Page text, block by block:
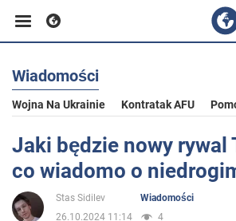
Biznes
Sport
Rozrywka
Wiadomości
Wojna Na Ukrainie Kontratak AFU
Jaki będzie nowy rywal
co wiadomo o
Stas Sidilev
Wiadomości
26.10.2024 11:14
4